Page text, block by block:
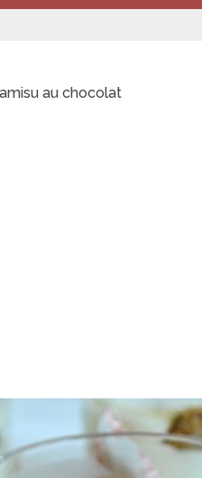
au chocolat